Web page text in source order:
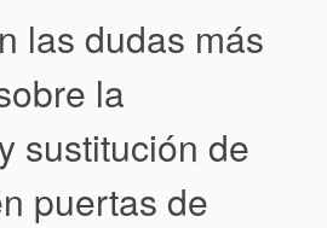
las dudas más
la
sustitución de
puertas de